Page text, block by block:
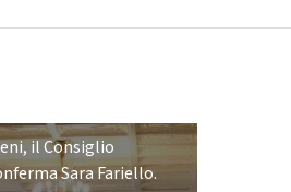
il Consiglio
Sara Fariello.